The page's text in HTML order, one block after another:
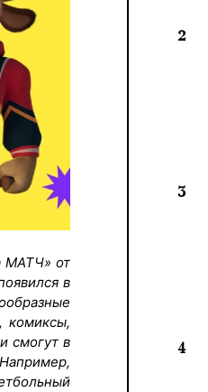
МАТЧ» от
в
комиксы,
смогут в
2
3
4